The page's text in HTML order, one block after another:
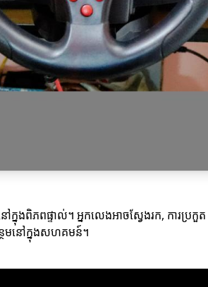
នុងពិភពផ្ទាល់។ អ្នកលេងអាចស្វែងរក, ការប្រ
ថែមនៅក្នុងសហគមន៍។